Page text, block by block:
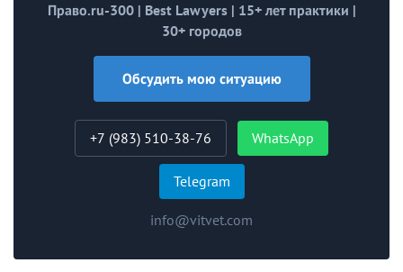
Право.ru-300 | Best Lawyers | 15+ лет практики |
30+ городов
Обсудить мою ситуацию
+7 (983) 510-38-76 WhatsApp
Telegram
info@vitvet.com